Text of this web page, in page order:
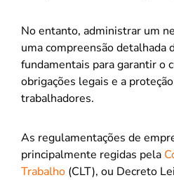
No entanto, administrar um
uma compreensão detalhada
fundamentais para garantir o
obrigações legais e a
trabalhadores.
As regulamentações de
principalmente regidas pela
Trabalho (CLT), ou Decreto